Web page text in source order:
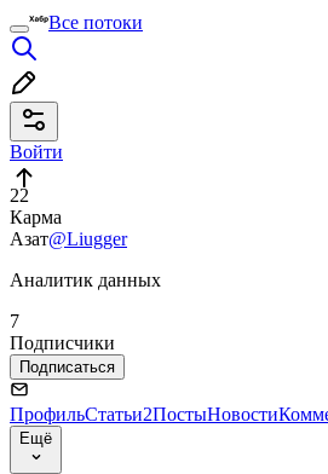
Все потоки
Войти
22
Карма
Азат@Liugger
Аналитик данных
7
Подписчики
Подписаться
ПрофильСтатьи2ПостыНовости
Ещё